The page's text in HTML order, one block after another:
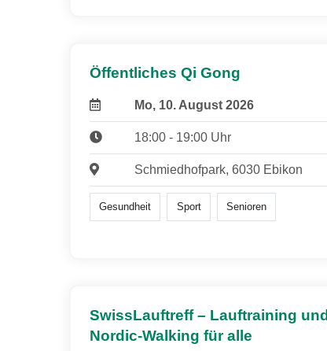
Öffentliches Qi Gong
Mo, 10. August 2026
18:00 - 19:00 Uhr
Schmiedhofpark, 6030 Ebikon
Gesundheit Sport Senioren
SwissLauftreff – Lauftraining und
Nordic-Walking für alle